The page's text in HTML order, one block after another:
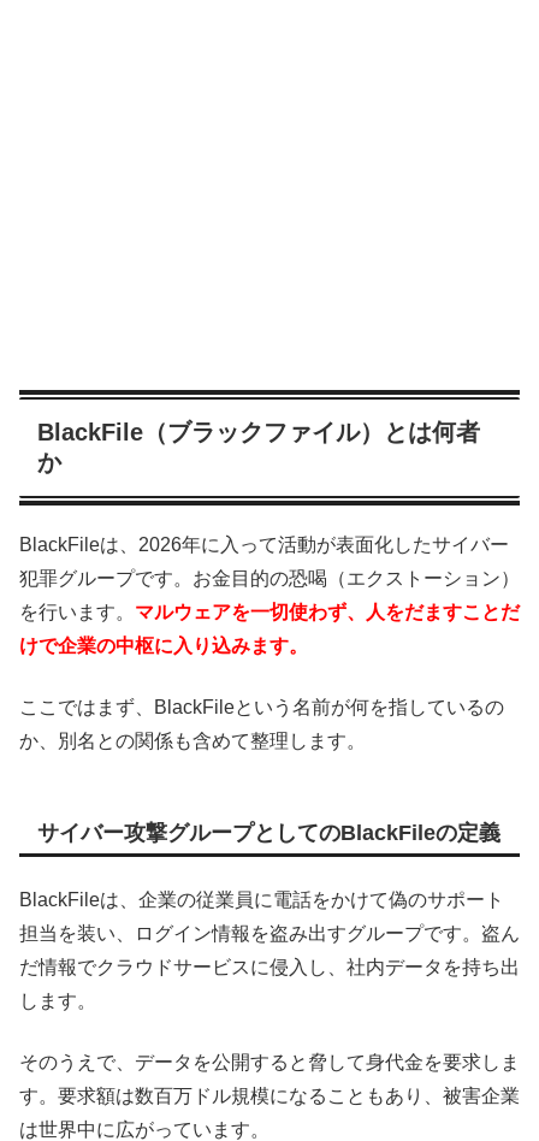
BlackFile（ブラックファイル）とは何者
か
BlackFileは、2026年に入って活動が表面化したサイバー
犯罪グループです。お金目的の恐喝（エクストーション）
を行います。 マルウェアを一切使わず、人をだますことだ
けで企業の中枢に入り込みます。
ここではまず、BlackFileという名前が何を指しているの
か、別名との関係も含めて整理します。
サイバー攻撃グループとしてのBlackFileの定義
BlackFileは、企業の従業員に電話をかけて偽のサポート
担当を装い、ログイン情報を盗み出すグループです。盗ん
だ情報でクラウドサービスに侵入し、社内データを持ち出
します。
そのうえで、データを公開すると脅して身代金を要求しま
す。要求額は数百万ドル規模になることもあり、被害企業
は世界中に広がっています。